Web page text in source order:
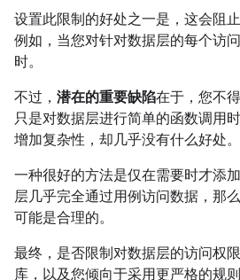
设置此限制的好处之一是，这会阻
例如，当您对针对数据层的每个访
时。
不过， 潜在的重要缺陷在于，您不
只是对数据层进行简单的函数调用
增加复杂性，却几乎没有什么好处。
一种很好的方法是仅在需要时才添
层几乎完全通过用例访问数据，那
可能是合理的。
最终，是否限制对数据层的访问权
库，以及您倾向于采用更严格的规